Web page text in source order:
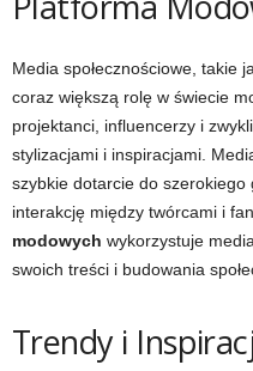
Media społecznościowe, takie
coraz większą rolę w świecie
projektanci, influencerzy i
stylizacjami i inspiracjami.
szybkie dotarcie do
interakcję między twórcami i
modowych wykorzystuje
swoich treści i budowania
Trendy i